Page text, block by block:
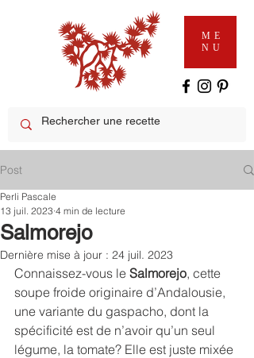
ME
NU
Post
Salmorejo
Perli Pascale
13 juil. 2023 4 min de lecture
Dernière mise à jour : 24 juil. 2023
Connaissez-vous le Salmorejo, cette
soupe froide originaire d’Andalousie,
une variante du gaspacho, dont la
spécificité est de n’avoir qu’un seul
légume, la tomate? Elle est juste mixée